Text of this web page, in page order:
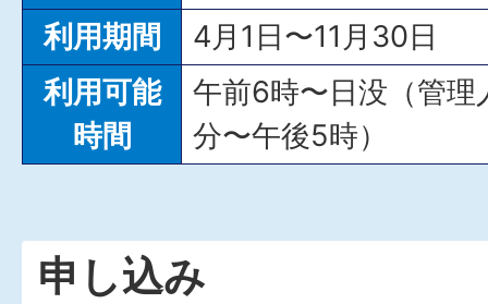
利用期間
4月1日〜11月30日
利用可能
時間
午前6時〜日没（管
分〜午後5時）
申し込み